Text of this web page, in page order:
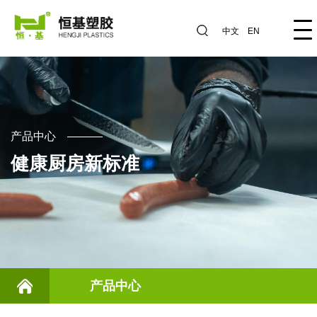
中文 EN
产品中心
健康厨房新标准
产品中心